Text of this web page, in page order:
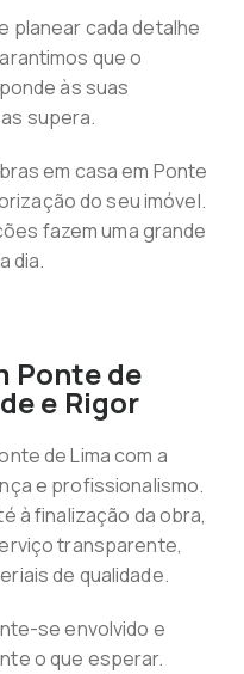
planear cada detalhe
que o
às suas
supera.
em casa em Ponte
do seu imóvel.
fazem uma grande
dia.
Ponte de
e Rigor
de Lima com a
e profissionalismo.
à finalização da obra,
transparente,
de qualidade.
se envolvido e
o que esperar.